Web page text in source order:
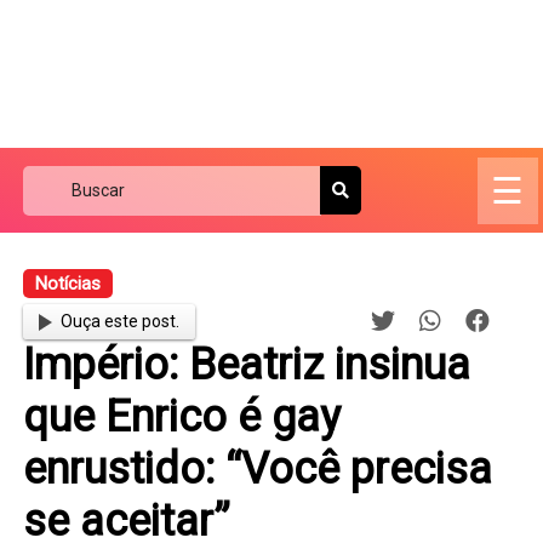
☰
Notícias
Ouça este post.
Império: Beatriz insinua
que Enrico é gay
enrustido: “Você precisa
se aceitar”